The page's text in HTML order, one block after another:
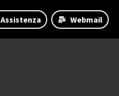
Assistenza Webmail